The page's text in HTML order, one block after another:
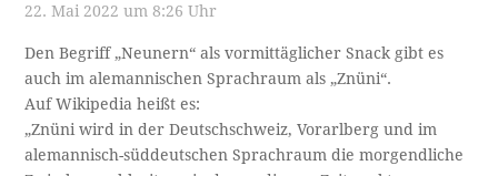
22. Mai 2022 um 8:26 Uhr
Den Begriff „Neunern“ als vormittäglicher Snack gibt es
auch im alemannischen Sprachraum als „Znüni“.
Auf Wikipedia heißt es:
„Znüni wird in der Deutschschweiz, Vorarlberg und im
alemannisch-süddeutschen Sprachraum die morgendliche